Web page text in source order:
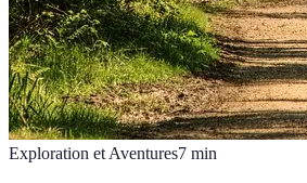
Exploration et Aventures7 min